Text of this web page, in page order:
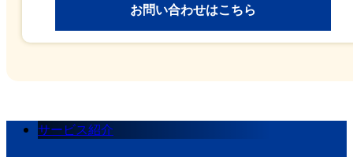
お問い合わせはこちら
サービス紹介